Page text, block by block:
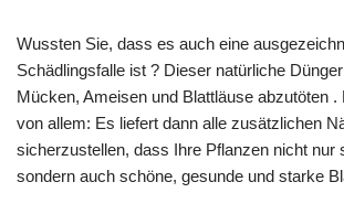
Wussten Sie, dass es auch eine
Schädlingsfalle ist ? Dieser natürliche
Mücken, Ameisen und Blattläuse abzutöten
von allem: Es liefert dann alle zusätzlichen
sicherzustellen, dass Ihre Pflanzen nicht nur
sondern auch schöne, gesunde und starke